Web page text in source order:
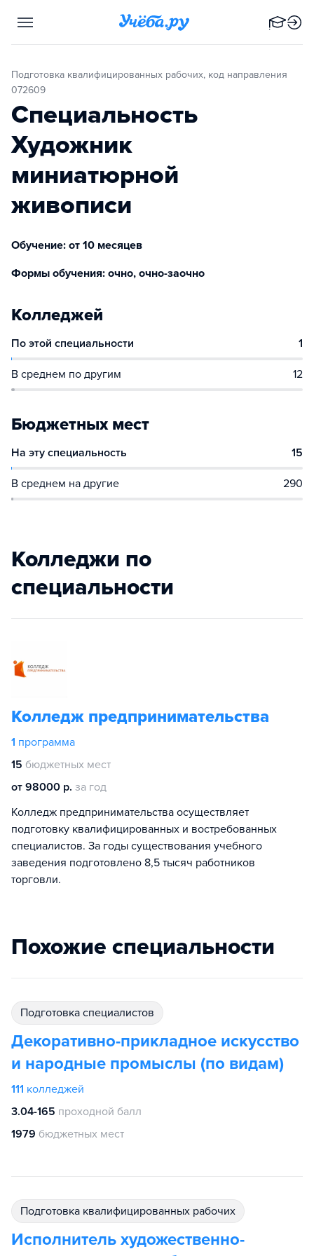
Подготовка квалифицированных рабочих, код направления
072609
Специальность
Художник
миниатюрной
живописи
Обучение: от 10 месяцев
Формы обучения: очно, очно-заочно
Колледжей
По этой специальности 1
В среднем по другим 12
Бюджетных мест
На эту специальность 15
В среднем на другие 290
Колледжи по
специальности
Колледж предпринимательства
1 программа
15 бюджетных мест
от 98000 р. за год
Колледж предпринимательства осуществляет
подготовку квалифицированных и востребованных
специалистов. За годы существования учебного
заведения подготовлено 8,5 тысяч работников
торговли.
Похожие специальности
подготовка специалистов
Декоративно-прикладное искусство
и народные промыслы (по видам)
111 колледжей
3.04-165 проходной балл
1979 бюджетных мест
подготовка квалифицированных рабочих
Исполнитель художественно-